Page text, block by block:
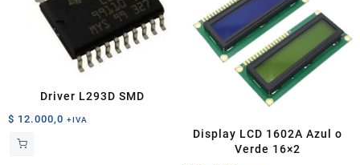
Driver L293D SMD
$ 12.000,0 +IVA
Display LCD 1602A Azul o
Verde 16×2